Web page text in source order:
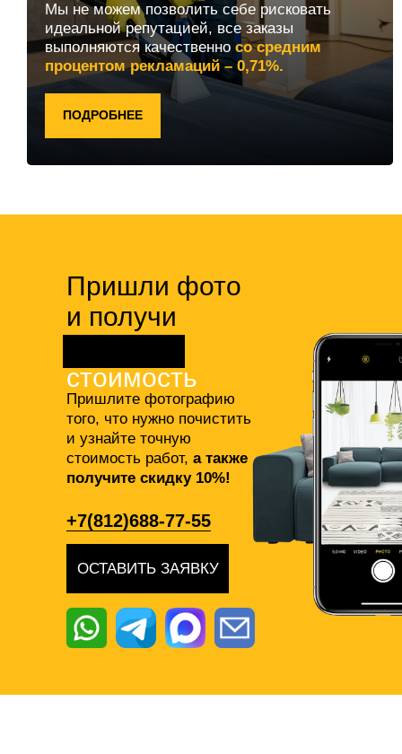
Мы не можем позволить себе рисковать
идеальной репутацией, все заказы
выполняются качественно со средним
процентом рекламаций – 0,71%.
ПОДРОБНЕЕ
Пришлите фотографию
того, что нужно почистить
и узнайте точную
стоимость работ, а также
получите скидку 10%!
Пришли фото
и получи
стоимость
ОСТАВИТЬ ЗАЯВКУ
+7(812)688-77-55